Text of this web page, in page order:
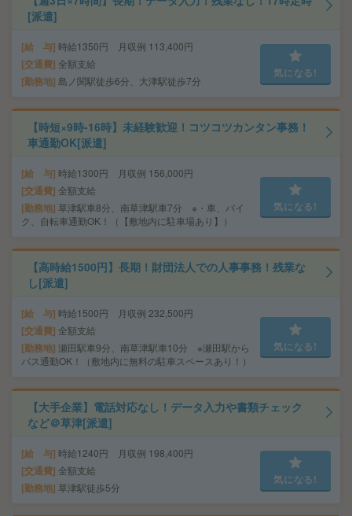
[派遣]
給 与 時給1350円 月収例 113,400円
交通費 全額支給
勤務地 島ノ関駅徒歩6分、大津駅徒歩7分
気になる!
【時短×9時-16時】未経験歓迎！コツコツカンタン事務！
車通勤OK[派遣]
給 与 時給1300円 月収例 156,000円
交通費 全額支給
勤務地 草津駅車8分、南草津駅車7分 ※・車、バイ
ク、自転車通勤OK！（【敷地内に駐車場あり】）
気になる!
【高時給1500円】長期！財団法人での人事事務！残業な
し[派遣]
給 与 時給1500円 月収例 232,500円
交通費 全額支給
勤務地 瀬田駅車9分、南草津駅車10分 ※瀬田駅から
バス通勤OK！（敷地内に無料の駐車スペースあり！）
気になる!
【大手企業】電話対応なし！データ入力や書類チェック
など＠草津[派遣]
給 与 時給1240円 月収例 198,400円
交通費 全額支給
勤務地 草津駅徒歩5分
気になる!